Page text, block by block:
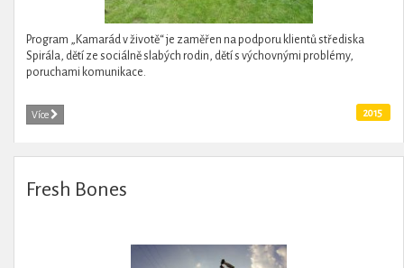
Program „Kamarád v životě“ je zaměřen na podporu klientů střediska
Spirála, dětí ze sociálně slabých rodin, dětí s výchovnými problémy,
poruchami komunikace.
Více 2015
Fresh Bones